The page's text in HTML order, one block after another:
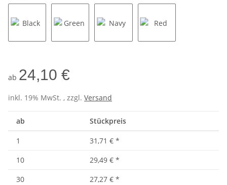
ab 24,10 €
inkl. 19% MwSt. , zzgl. Versand
ab Stückpreis
1 31,71 € *
10
29,49 € *
30
27,27 € *